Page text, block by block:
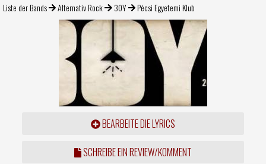
Liste der Bands Alternativ Rock 30Y Pécsi Egyetemi Klub
BEARBEITE DIE LYRICS
SCHREIBE EIN REVIEW/KOMMENT